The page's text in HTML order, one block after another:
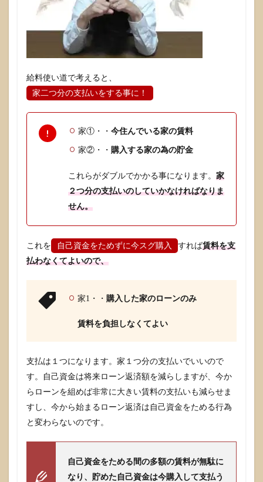
給料使い道で考えると、
家二つ分の支払いをする事に！
家①・・ 今住んでいる家の賃料
家②・・ 購入する家の為の貯金
これらがダブルでかかる事になります。 家
２つ分の支払いのしていかなければなりま
せん。
これを 自己資金をためずに今スグ購入 すれば賃料を支
払わなくてよいので、
家1・・ 購入した家のローンのみ
賃料を負担しなくてよい
支払は１つになります。家１つ分の支払いでいいので
す。自己資金は将来ローン返済額を減らしますが、今か
らローンを組めば非常に大きい賃料の支払いも減らせま
すし、今から始まるローン返済は自己資金をためる行為
と変わらないのです。
自己資金をためる間の多額の賃料が無駄に
なり、貯めた自己資金は今購入して支払う